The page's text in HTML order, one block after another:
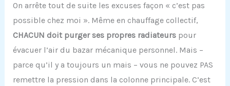
On arrête tout de suite les excuses façon « c’est pas
possible chez moi ». Même en chauffage collectif,
CHACUN doit purger ses propres radiateurspour
évacuer l’air du bazar mécanique personnel. Mais –
parce qu’il y a toujours un mais – vous ne pouvez PAS
remettre la pression dans la colonne principale. C’est